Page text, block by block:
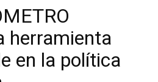
herramienta
en la política